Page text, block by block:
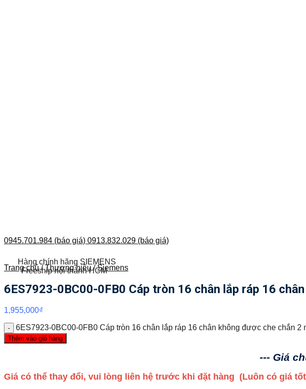
0945.701.984 (báo giá) 0913.832.029 (báo giá)
Hàng chính hãng SIEMENS
Freeship nội thành HCM
Trang chủ / Thương hiệu / Siemens
6ES7923-0BC00-0FB0 Cáp tròn 16 chân lắp ráp 16
1,955,000₫
6ES7923-0BC00-0FB0 Cáp tròn 16 chân lắp ráp 16 chân không được che chắn 2
Thêm vào giỏ hàng
--- Giá
Giá có thể thay đổi, vui lòng liên hệ trước khi đặt hàng (Luôn có giá